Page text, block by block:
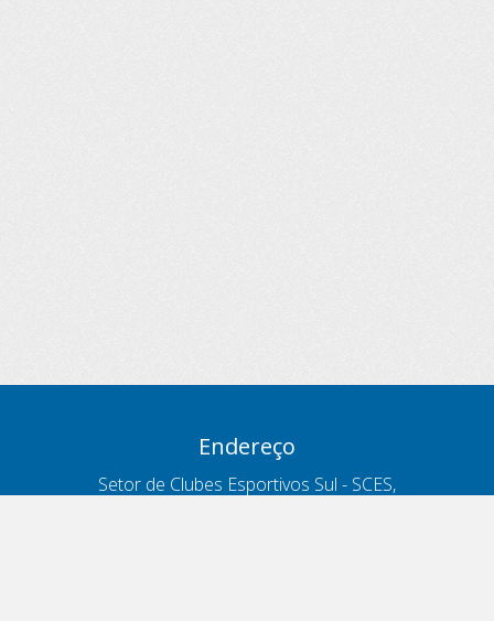
Endereço
Setor de Clubes Esportivos Sul - SCES,